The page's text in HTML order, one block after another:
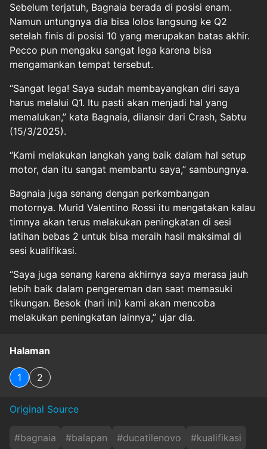
Sebelum terjatuh, Bagnaia berada di posisi enam.
Namun untungnya dia bisa lolos langsung ke Q2
setelah finis di posisi 10 yang merupakan batas akhir.
Pecco pun mengaku sangat lega karena bisa
mengamankan tempat tersebut.
“Sangat lega! Saya sudah membayangkan diri saya
harus melalui Q1. Itu pasti akan menjadi hal yang
memalukan,” kata Bagnaia, dilansir dari Crash, Sabtu
(15/3/2025).
“Kami melakukan langkah yang baik dalam hal setup
motor, dan itu sangat membantu saya,” sambungnya.
Bagnaia juga senang dengan perkembangan
motornya. Murid Valentino Rossi itu mengatakan kalau
timnya akan terus melakukan peningkatan di sesi
latihan bebas 2 untuk bisa meraih hasil maksimal di
sesi kualifikasi.
“Saya juga senang karena akhirnya saya merasa jauh
lebih baik dalam pengereman dan saat memasuki
tikungan. Besok (hari ini) kami akan mencoba
melakukan peningkatan lainnya,” ujar dia.
Halaman
1 2
Original Source
#bagnaia #balapan #ducatilenovo #kualifikasi